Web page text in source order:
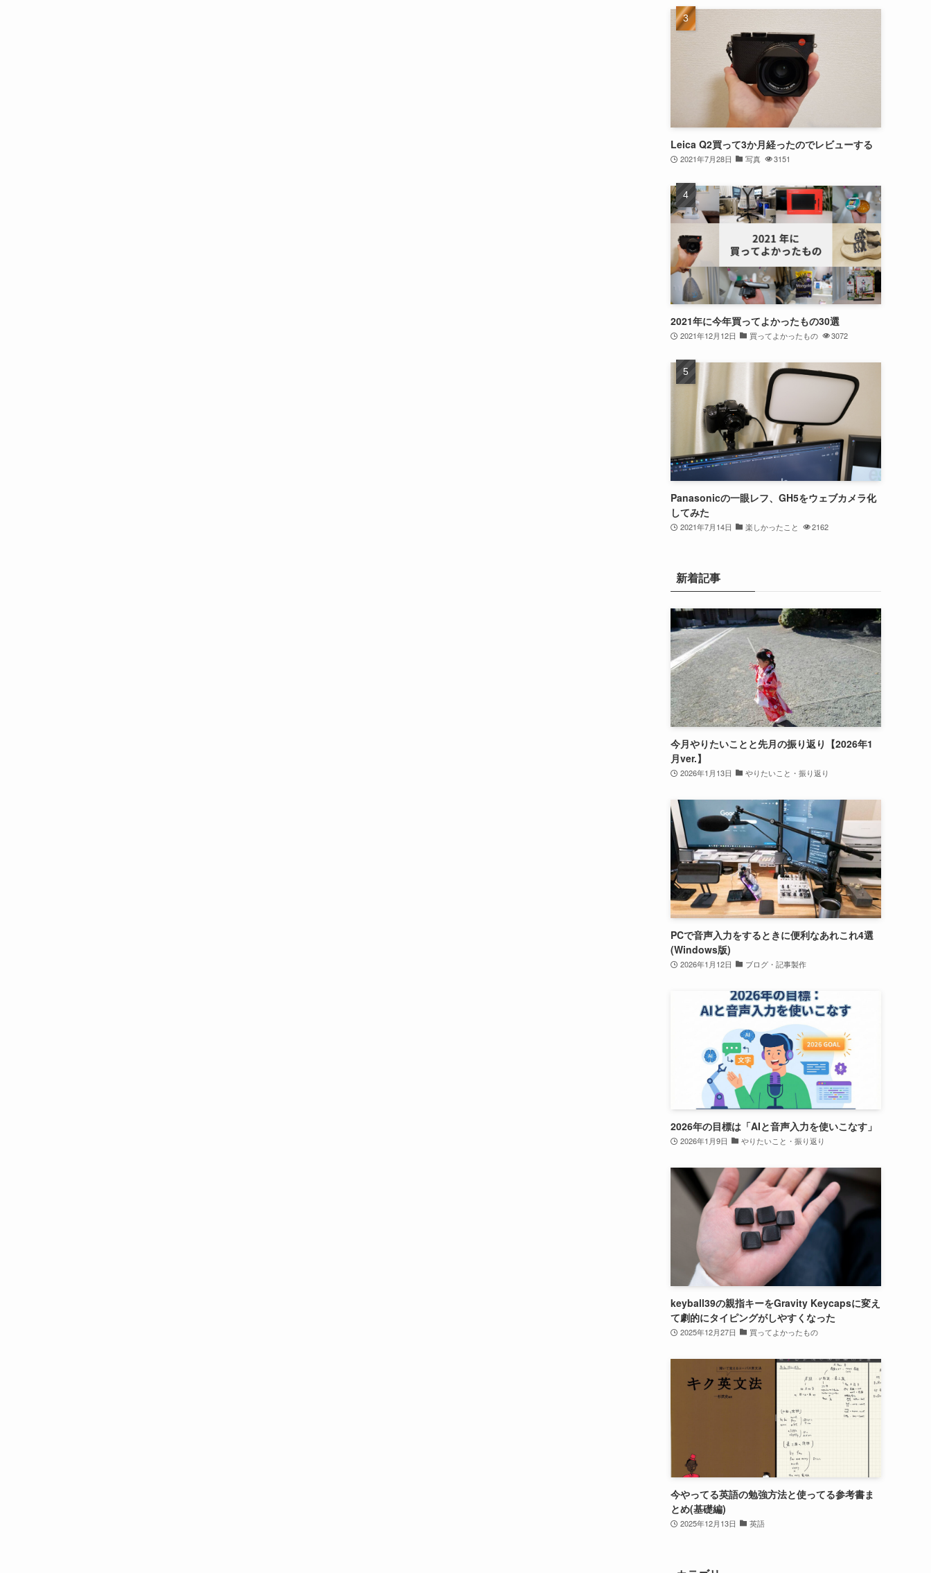
Leica Q2買って3か月経ったのでレビューする
2021年7月28日 写真 3151
2021年に今年買ってよかったもの30選
2021年12月12日 買ってよかったもの 3072
Panasonicの一眼レフ、GH5をウェブカメラ化
してみた
2021年7月14日 楽しかったこと 2162
新着記事
今月やりたいことと先月の振り返り【2026年1
月ver.】
2026年1月13日 やりたいこと・振り返り
PCで音声入力をするときに便利なあれこれ4選
(Windows版)
2026年1月12日 ブログ・記事製作
2026年の目標は「AIと音声入力を使いこなす」
2026年1月9日 やりたいこと・振り返り
keyball39の親指キーをGravity Keycapsに変え
て劇的にタイピングがしやすくなった
2025年12月27日 買ってよかったもの
今やってる英語の勉強方法と使ってる参考書ま
とめ(基礎編)
2025年12月13日 英語